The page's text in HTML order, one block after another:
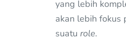
yang lebih
akan lebih fokus
suatu role.